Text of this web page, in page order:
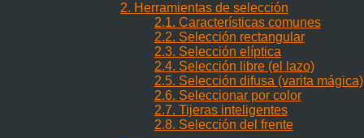
2. Herramientas de selección
2.1. Características comunes
2.2. Selección rectangular
2.3. Selección elíptica
2.4. Selección libre (el lazo)
2.5. Selección difusa (varita mágica)
2.6. Seleccionar por color
2.7. Tijeras inteligentes
2.8. Selección del frente